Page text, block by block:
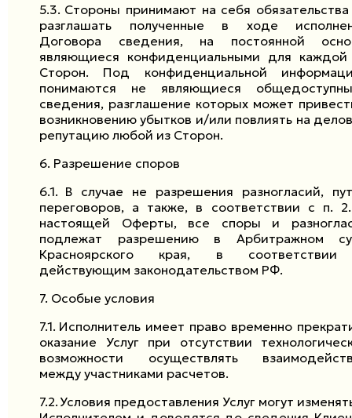
5.3. Стороны принимают на себя
разглашать полученные в ходе
Договора сведения, на постоянной
являющиеся конфиденциальными для каждой
Сторон. Под конфиденциальной
понимаются не являющиеся
сведения, разглашение которых может
возникновению убытков и/или повлиять на
репутацию любой из Сторон.
6. Разрешение споров
6.1. В случае не разрешения разногласий,
переговоров, а также, в соответствии с п.
настоящей Оферты, все споры и
подлежат разрешению в Арбитражном
Красноярского края, в
действующим законодательством РФ.
7. Особые условия
7.1. Исполнитель имеет право временно
оказание Услуг при отсутствии
возможности осуществлять
между участниками расчетов.
7.2. Условия предоставления Услуг могут